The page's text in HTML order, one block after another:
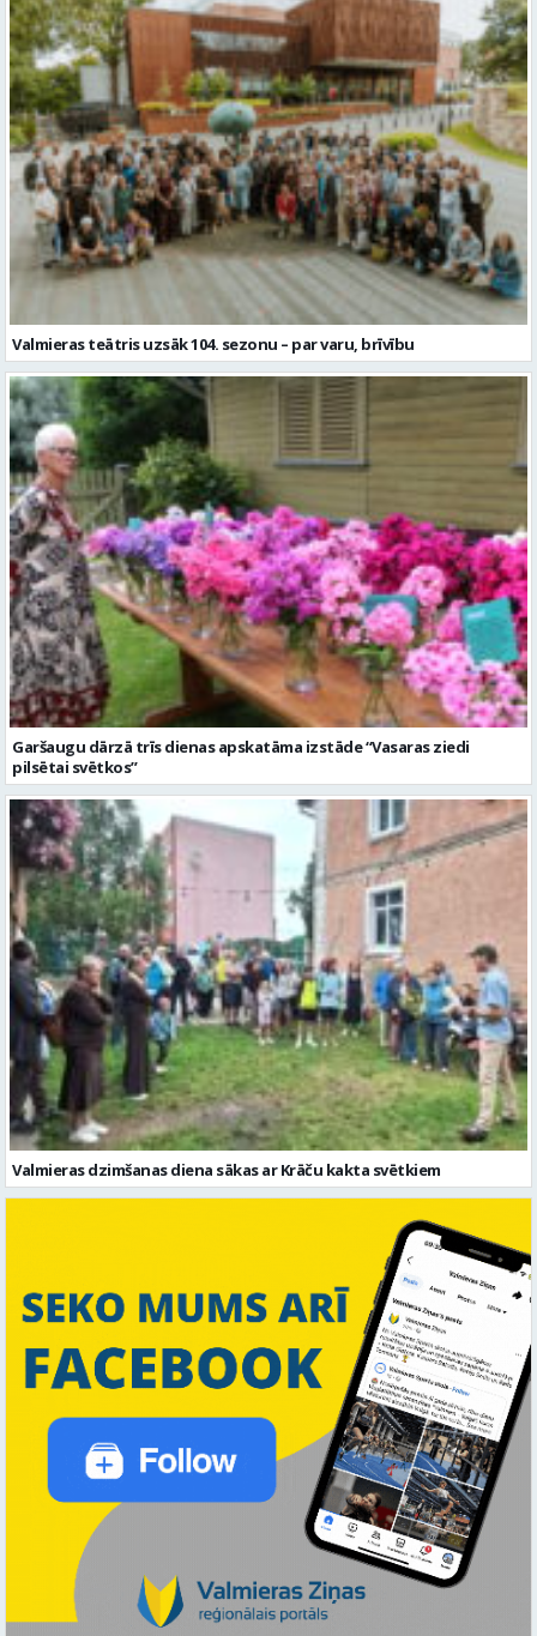
Valmieras teātris uzsāk 104. sezonu – par varu, brīvību
Garšaugu dārzā trīs dienas apskatāma izstāde “Vasaras ziedi
pilsētai svētkos”
Valmieras dzimšanas diena sākas ar Krāču kakta svētkiem